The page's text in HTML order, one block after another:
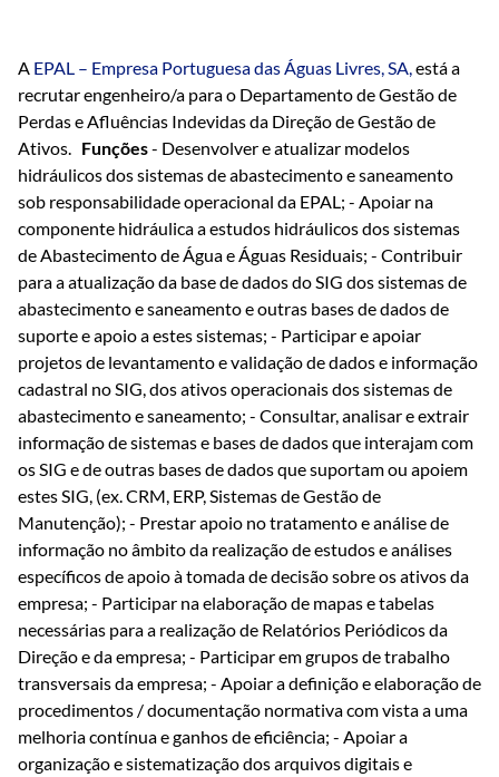
A EPAL – Empresa Portuguesa das Águas Livres, SA, está a
recrutar engenheiro/a para o Departamento de Gestão de
Perdas e Afluências Indevidas da Direção de Gestão de
Ativos. Funções- Desenvolver e atualizar modelos
hidráulicos dos sistemas de abastecimento e saneamento
sob responsabilidade operacional da EPAL; - Apoiar na
componente hidráulica a estudos hidráulicos dos sistemas
de Abastecimento de Água e Águas Residuais; - Contribuir
para a atualização da base de dados do SIG dos sistemas de
abastecimento e saneamento e outras bases de dados de
suporte e apoio a estes sistemas; - Participar e apoiar
projetos de levantamento e validação de dados e informação
cadastral no SIG, dos ativos operacionais dos sistemas de
abastecimento e saneamento; - Consultar, analisar e extrair
informação de sistemas e bases de dados que interajam com
os SIG e de outras bases de dados que suportam ou apoiem
estes SIG, (ex. CRM, ERP, Sistemas de Gestão de
Manutenção); - Prestar apoio no tratamento e análise de
informação no âmbito da realização de estudos e análises
específicos de apoio à tomada de decisão sobre os ativos da
empresa; - Participar na elaboração de mapas e tabelas
necessárias para a realização de Relatórios Periódicos da
Direção e da empresa; - Participar em grupos de trabalho
transversais da empresa; - Apoiar a definição e elaboração de
procedimentos / documentação normativa com vista a uma
melhoria contínua e ganhos de eficiência; - Apoiar a
organização e sistematização dos arquivos digitais e